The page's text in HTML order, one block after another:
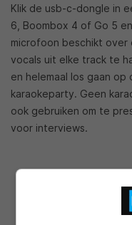
Klik de usb-c-dongle in
6, Boombox 4 of Go 5
microfoon beschikt over
vocals uit elke track te
en helemaal los gaan
karaokeparty. Geen
ook gebruiken om te
voor interviews.